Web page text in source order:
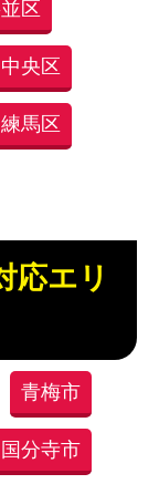
区
中央区
練馬区
応エリ
青梅市
国分寺市